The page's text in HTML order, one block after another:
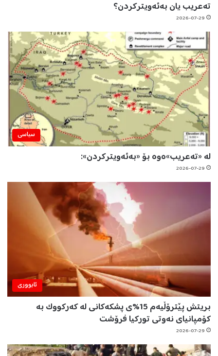
تەعریب یان بەئەویترکردن؟
2026-07-29
سیاسی
لە «تەعریب»ەوە بۆ «بەئەویترکردن»:
2026-07-29
ئابووری
بریتش پێترۆڵیەم 15%ی پشکەکانی لە کەرکووک بە
کۆمپانیای نەوتی تورکیا فرۆشت
2026-07-29